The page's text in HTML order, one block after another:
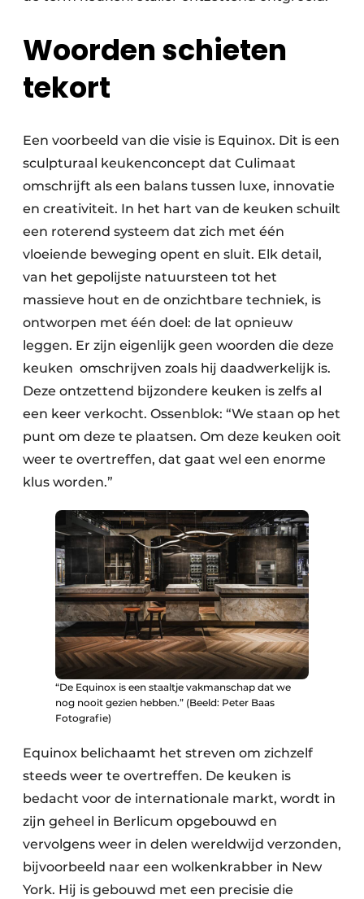
Woorden schieten
tekort
Een voorbeeld van die visie is Equinox. Dit is een
sculpturaal keukenconcept dat Culimaat
omschrijft als een balans tussen luxe, innovatie
en creativiteit. In het hart van de keuken schuilt
een roterend systeem dat zich met één
vloeiende beweging opent en sluit. Elk detail,
van het gepolijste natuursteen tot het
massieve hout en de onzichtbare techniek, is
ontworpen met één doel: de lat opnieuw
leggen. Er zijn eigenlijk geen woorden die deze
keuken omschrijven zoals hij daadwerkelijk is.
Deze ontzettend bijzondere keuken is zelfs al
een keer verkocht. Ossenblok: “We staan op het
punt om deze te plaatsen. Om deze keuken ooit
weer te overtreffen, dat gaat wel een enorme
klus worden.”
“De Equinox is een staaltje vakmanschap dat we
nog nooit gezien hebben.” (Beeld: Peter Baas
Fotografie)
Equinox belichaamt het streven om zichzelf
steeds weer te overtreffen. De keuken is
bedacht voor de internationale markt, wordt in
zijn geheel in Berlicum opgebouwd en
vervolgens weer in delen wereldwijd verzonden,
bijvoorbeeld naar een wolkenkrabber in New
York. Hij is gebouwd met een precisie die